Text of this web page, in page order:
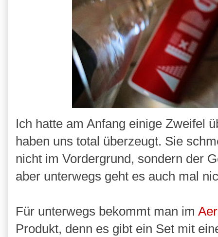
Ich hatte am Anfang einige Zweifel
haben uns total überzeugt. Sie
nicht im Vordergrund, sondern der
aber unterwegs geht es auch mal
Für unterwegs bekommt man im
Produkt, denn es gibt ein Set mit